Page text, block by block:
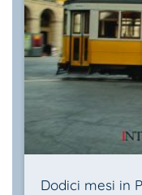
Dodici mesi in